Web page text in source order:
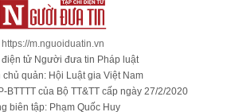
https://m.nguoiduatin.vn
điện tử Người đưa tin Pháp luật
quản: Hội Luật gia Việt Nam
BTTTT của Bộ TT&TT cấp ngày 27/2/2020
biên tập: Phạm Quốc Huy